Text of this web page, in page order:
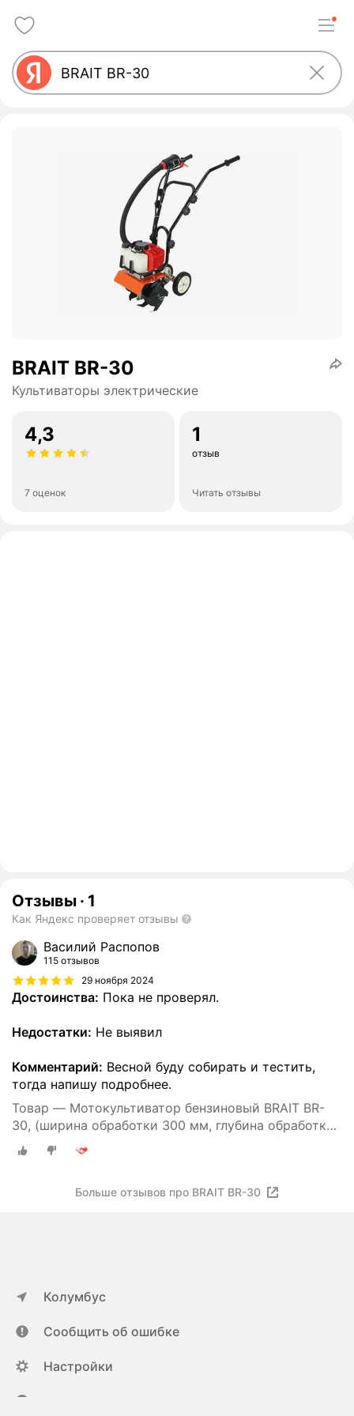
BRAIT BR-30
Культиваторы электрические
4,3
7 оценок
1
отзыв
Читать отзывы
Отзывы · 1
Как Яндекс проверяет отзывы
Василий Распопов
115 отзывов
29 ноября 2024
Достоинства: Пока не проверял.
Недостатки: Не выявил
Комментарий: Весной буду собирать и тестить,
тогда напишу подробнее.
Товар — Мотокультиватор бензиновый BRAIT BR-
30, (ширина обработки 300 мм, глубина обработки
220 мм)
Больше отзывов про BRAIT BR-30
Колумбус
Сообщить об ошибке
Настройки